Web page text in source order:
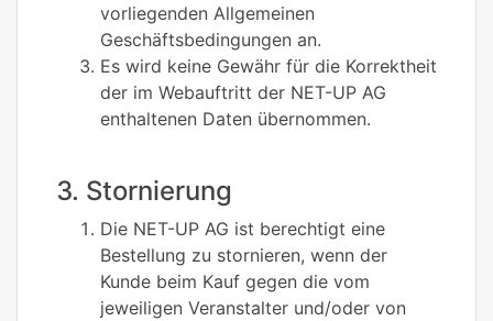
vorliegenden Allgemeinen
Geschäftsbedingungen an.
Es wird keine Gewähr für die Korrektheit
der im Webauftritt der NET-UP AG
enthaltenen Daten übernommen.
3. Stornierung
Die NET-UP AG ist berechtigt eine
Bestellung zu stornieren, wenn der
Kunde beim Kauf gegen die vom
jeweiligen Veranstalter und/oder von